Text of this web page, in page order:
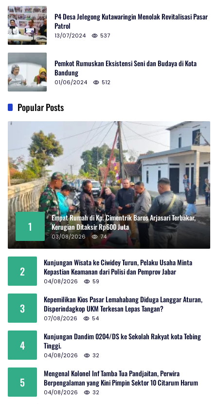
P4 Desa Jelegong Kutawaringin Menolak Revitalisasi Pasar
Patrol
13/07/2024 537
Pemkot Rumuskan Eksistensi Seni dan Budaya di Kota
Bandung
01/06/2024 512
Popular Posts
1
Empat Rumah di Kp. Cimentrik Baros Arjasari Terbakar,
Kerugian Ditaksir Rp600 Juta
03/08/2026 74
2
Kunjungan Wisata ke Ciwidey Turun, Pelaku Usaha Minta
Kepastian Keamanan dari Polisi dan Pemprov Jabar
04/08/2026 59
3
Kepemilikan Kios Pasar Lemahabang Diduga Langgar Aturan,
Disperindagkop UKM Terkesan Lepas Tangan?
07/08/2026 54
4
Kunjungan Dandim 0204/DS ke Sekolah Rakyat kota Tebing
Tinggi.
04/08/2026 32
5
Mengenal Kolonel Inf Tamba Tua Pandjaitan, Perwira
Berpengalaman yang Kini Pimpin Sektor 10 Citarum Harum
04/08/2026 32